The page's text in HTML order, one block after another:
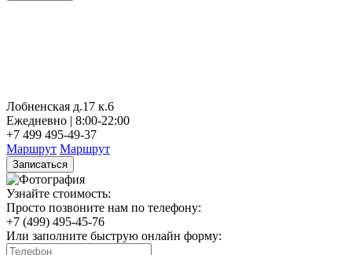
Лобненская д.17 к.6
Ежедневно | 8:00-22:00
+7 499 495-49-37
Маршрут Маршрут
Записаться
Узнайте стоимость:
Просто позвоните нам по телефону:
+7 (499) 495-45-76
Или заполните быструю онлайн форму: